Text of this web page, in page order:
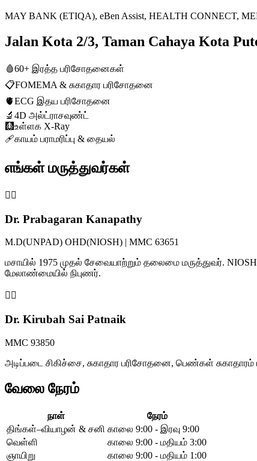
MAY BANK (ETIQA), eBen Assist, HEALTH CONNECT,
Jalan Kota 2/3, Taman Cahaya Kota
🩸60+ இரத்த பரிசோதனைகள்
📋FOMEMA & சுகாதார பரிசோதனை
🫀ECG இதய பரிசோதனை
🔬 4D அல்ட்ராசவுண்ட்
🩻உள்ளக X-Ray
🩹காயம் பராமரிப்பு & தையல்
எங்கள் மருத்துவர்கள்
👨‍⚕️
Dr. Prabagaran Kanapathy
M.D(UNPAD) OHD(NIOSH) | MMC 63651
மசாயில் 1975 முதல் சேவையாற்றும் தலைமை மருத்துவர்.
மேலாண்மையில் நிபுணர்.
👩‍⚕️
Dr. Kirubah Sai Patnaik
MMC 93850
அடிப்படை சிகிச்சை, சுகாதார பரிசோதனை, பெண்கள்
வேலை நேரம்
நாள்
நேரம்
திங்கள்–வியாழன் & சனி காலை 9:00 - இரவு 9:00
வெள்ளி
காலை 9:00 - மதியம் 3:00
ஞாயிறு
காலை 9:00 - மதியம் 1:00